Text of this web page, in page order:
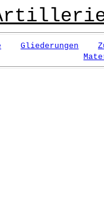
Gliederungen